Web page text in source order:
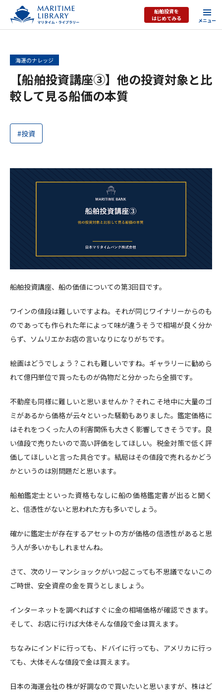
船舶投資を
はじめてみる
海運のナレッジ
【船舶投資講座③】他の投資対象と比
較して見る船価の本質
#投資
船舶投資講座、船の価値についての第3回目です。
ワインの値段は難しいですよね。それが同じワイナリーからのも
のであっても作られた年によって味が違うそうで相場が良く分か
らず、ソムリエかお店の言いなりになりがちです。
絵画はどうでしょう？これも難しいですね。ギャラリーに勧めら
れて億円単位で買ったものが偽物だと分かったら全損です。
不動産も同様に難しいと思いませんか？それこそ地中に大量のゴ
ミがあるから価格が云々といった騒動もありました。鑑定価格に
はそれをつくった人の利害関係も大きく影響してきそうです。良
い値段で売りたいので高い評価をしてほしい。税金対策で低く評
価してほしいと言った具合です。結局はその値段で売れるかどう
かというのは別問題だと思います。
船舶鑑定士といった資格もなしに船の価格鑑定書が出ると聞く
と、信憑性がないと思われた方も多いでしょう。
確かに鑑定士が存在するアセットの方が価格の信憑性があると思
う人が多いかもしれませんね。
さて、次のリーマンショックがいつ起こっても不思議でないこの
ご時世、安全資産の金を買うとしましょう。
インターネットを調べればすぐに金の相場価格が確認できます。
そして、お店に行けば大体そんな値段で金は買えます。
ちなみにインドに行っても、ドバイに行っても、アメリカに行っ
ても、大体そんな値段で金は買えます。
日本の海運会社の株が好調なので買いたいと思いますが、株はど